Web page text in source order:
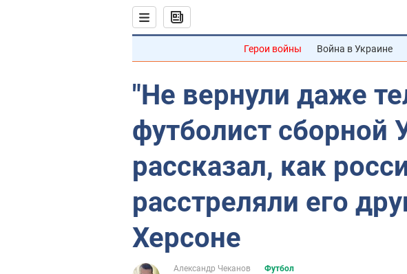
Герои войны Война в Украине
"Не вернули даже
футболист сборной
рассказал, как
расстреляли его
Херсоне
Александр Чеканов
Футбол